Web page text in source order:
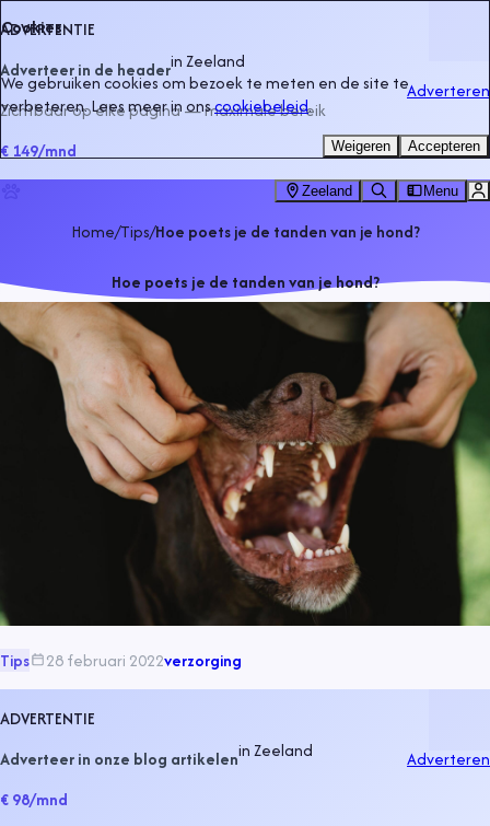
ADVERTENTIE
Adverteer in de headerinZeeland
Zichtbaar op elke pagina — maximale bereik
€ 149/mnd
Adverteren
Zeeland Menu
Home/Tips/Hoe poets je de tanden van je hond?
Hoe poets je de tanden van je hond?
Tips 28 februari 2022verzorging
ADVERTENTIE
Adverteer in onze blog artikeleninZeeland
€ 98/mnd
Adverteren
Cookies
We gebruiken cookies om bezoek te meten en de site te
verbeteren. Lees meer in onscookiebeleid.
Weigeren Accepteren